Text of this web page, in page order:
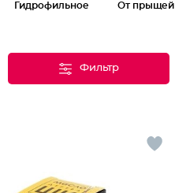
Гидрофильное От прыщей
Фильтр